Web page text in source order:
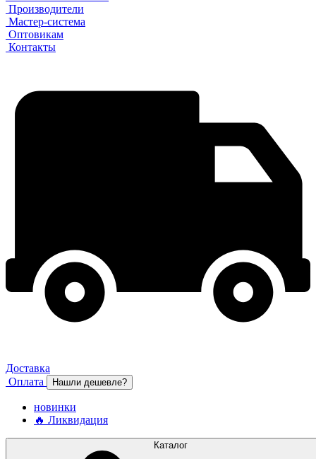
Производители
Мастер-система
Оптовикам
Контакты
Доставка
Оплата
Нашли дешевле?
новинки
🔥 Ликвидация
Каталог